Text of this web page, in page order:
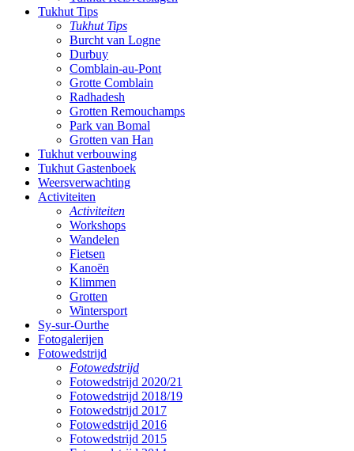
Tukhut Tips
Tukhut Tips
Burcht van Logne
Durbuy
Comblain-au-Pont
Grotte Comblain
Radhadesh
Grotten Remouchamps
Park van Bomal
Grotten van Han
Tukhut verbouwing
Tukhut Gastenboek
Weersverwachting
Activiteiten
Activiteiten
Workshops
Wandelen
Fietsen
Kanoën
Klimmen
Grotten
Wintersport
Sy-sur-Ourthe
Fotogalerijen
Fotowedstrijd
Fotowedstrijd
Fotowedstrijd 2020/21
Fotowedstrijd 2018/19
Fotowedstrijd 2017
Fotowedstrijd 2016
Fotowedstrijd 2015